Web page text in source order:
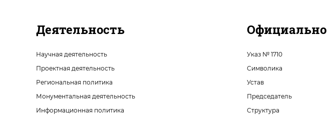
Деятельность
Научная деятельность
Проектная деятельность
Региональная политика
Монументальная деятельность
Информационная политика
Официально
Указ № 1710
Символика
Устав
Председатель
Структура